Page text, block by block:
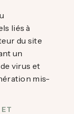
liés à
du site
un
virus et
mis-